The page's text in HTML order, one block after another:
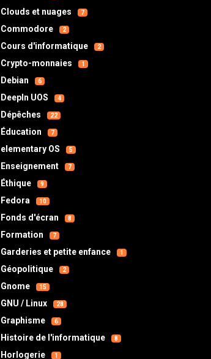
Clouds et nuages 7
Commodore 2
Cours d'informatique 2
Crypto-monnaies 1
Debian 6
DeepIn UOS 4
Dépêches 22
Éducation 7
elementary OS 5
Enseignement 7
Éthique 9
Fedora 10
Fonds d'écran 8
Formation 7
Garderies et petite enfance 1
Géopolitique 2
Gnome 15
GNU / Linux 28
Graphisme 6
Histoire de l'informatique 8
Horlogerie 1